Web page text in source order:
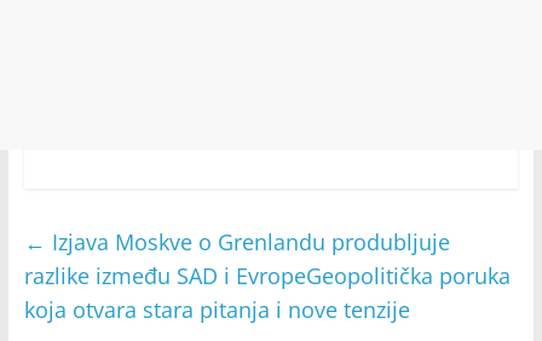
← Izjava Moskve o Grenlandu produbljuje
razlike između SAD i EvropeGeopolitička poruka
koja otvara stara pitanja i nove tenzije